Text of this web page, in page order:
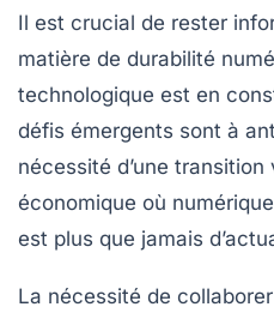
Il est crucial de rester
matière de durabilité
technologique est en
défis émergents sont à
nécessité d’une transition
économique où
est plus que jamais
La nécessité de